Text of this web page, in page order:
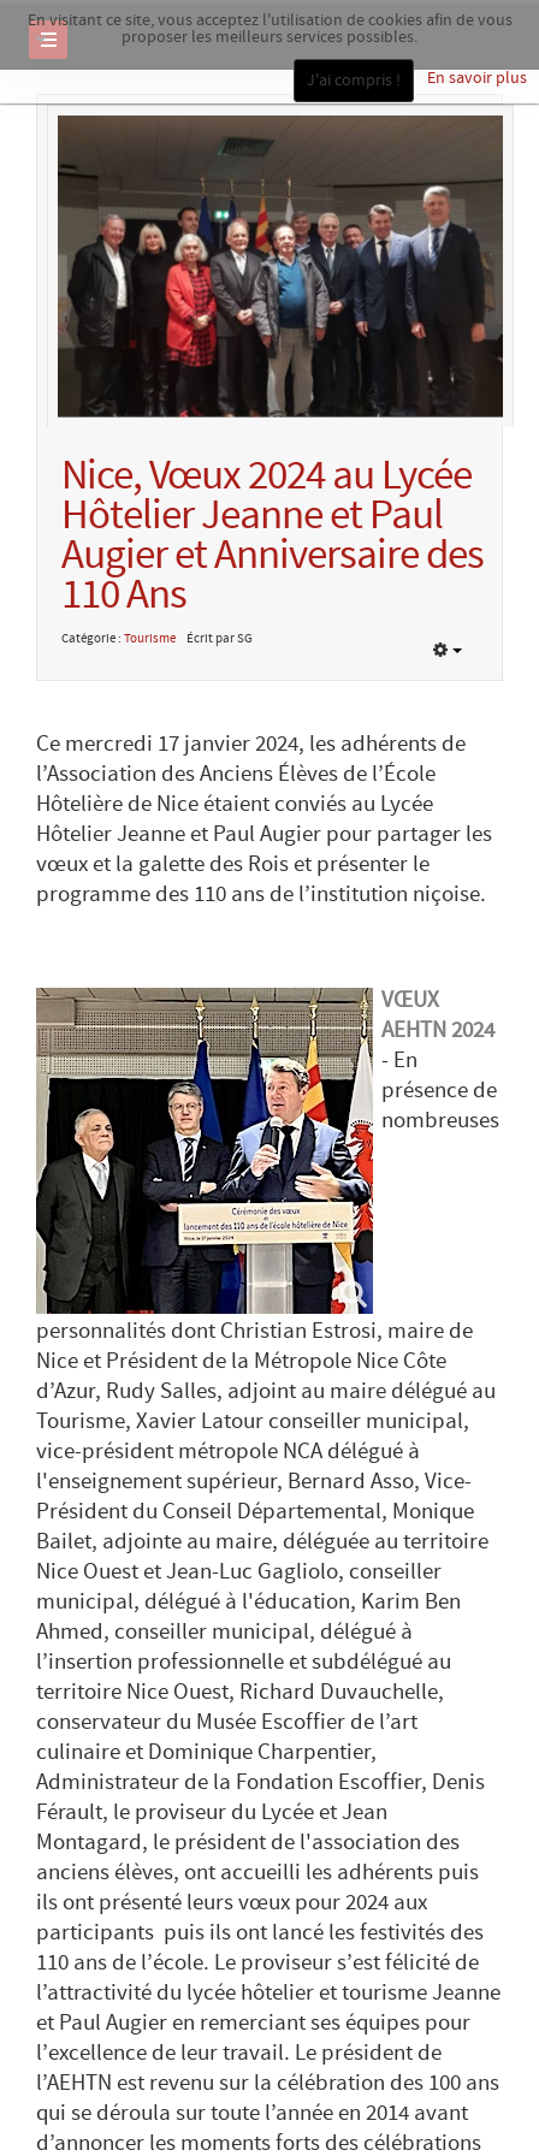
En visitant ce site, vous acceptez l'utilisation de cookies afin de vous
proposer les meilleurs services possibles.
En savoir plus
J'ai compris !
Nice, Vœux 2024 au Lycée
Hôtelier Jeanne et Paul
Augier et Anniversaire des
110 Ans
Catégorie : Tourisme Écrit par SG
Ce mercredi 17 janvier 2024, les adhérents de
l’Association des Anciens Élèves de l’École
Hôtelière de Nice étaient conviés au Lycée
Hôtelier Jeanne et Paul Augier pour partager les
vœux et la galette des Rois et présenter le
programme des 110 ans de l’institution niçoise.
VŒUX
AEHTN 2024
- En
présence de
nombreuses
personnalités dont Christian Estrosi, maire de
Nice et Président de la Métropole Nice Côte
d’Azur, Rudy Salles, adjoint au maire délégué au
Tourisme, Xavier Latour conseiller municipal,
vice-président métropole NCA délégué à
l'enseignement supérieur, Bernard Asso, Vice-
Président du Conseil Départemental, Monique
Bailet, adjointe au maire, déléguée au territoire
Nice Ouest et Jean-Luc Gagliolo, conseiller
municipal, délégué à l'éducation, Karim Ben
Ahmed, conseiller municipal, délégué à
l’insertion professionnelle et subdélégué au
territoire Nice Ouest, Richard Duvauchelle,
conservateur du Musée Escoffier de l’art
culinaire et Dominique Charpentier,
Administrateur de la Fondation Escoffier, Denis
Férault, le proviseur du Lycée et Jean
Montagard, le président de l'association des
anciens élèves, ont accueilli les adhérents puis
ils ont présenté leurs vœux pour 2024 aux
participants puis ils ont lancé les festivités des
110 ans de l’école. Le proviseur s’est félicité de
l’attractivité du lycée hôtelier et tourisme Jeanne
et Paul Augier en remerciant ses équipes pour
l’excellence de leur travail. Le président de
l’AEHTN est revenu sur la célébration des 100 ans
qui se déroula sur toute l’année en 2014 avant
d’annoncer les moments forts des célébrations